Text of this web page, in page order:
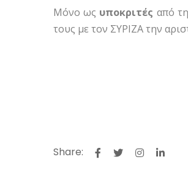
Μόνο ως υποκριτές από
τους με τον ΣΥΡΙΖΑ την
Share: